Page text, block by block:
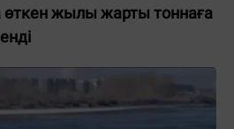
жылы жарты тоннаға